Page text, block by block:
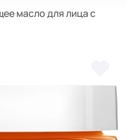
масло для лица с